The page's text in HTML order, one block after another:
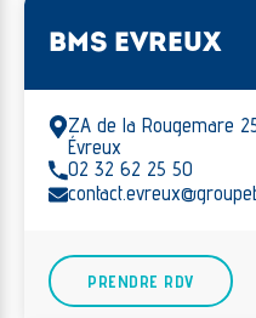
BMS EVREUX
ZA de la Rougemare
Évreux
02 32 62 25 50
PRENDRE RDV